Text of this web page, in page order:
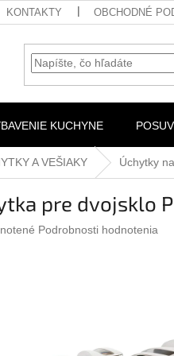
KONTAKTY OBCHODNÉ
KUCHYNE
A VEŠIAKY Úchytky
pre dvojsklo
Podrobnosti hodnotenia